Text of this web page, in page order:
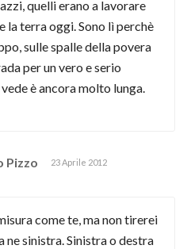
quelli erano a lavorare
la terra oggi. Sono lì perchè
sulle spalle della povera
per un vero e serio
è ancora molto lunga.
Pizzo 23 Aprile 2012
come te, ma non tirerei
ne sinistra. Sinistra o destra